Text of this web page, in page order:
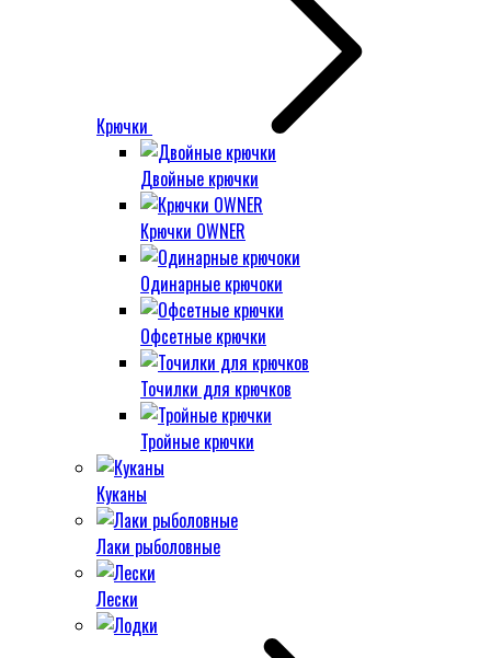
Крючки
Двойные крючки
Крючки OWNER
Одинарные крючоки
Офсетные крючки
Точилки для крючков
Тройные крючки
Куканы
Лаки рыболовные
Лески